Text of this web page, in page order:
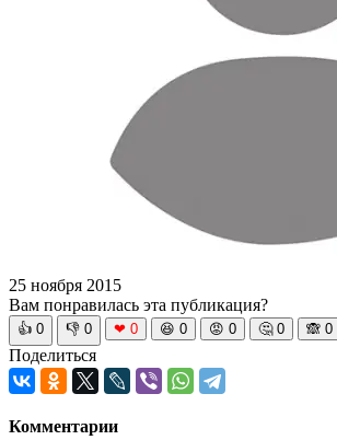
25 ноября 2015
Вам понравилась эта публикация?
👍 0 👎 0 ❤ 0 😆 0 😡 0 🤔 0 🙈 0
Поделиться
Комментарии